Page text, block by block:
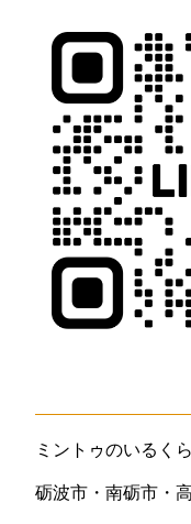
ミントゥのいるく
砺波市・南砺市・